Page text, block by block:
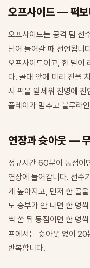
오프사이드 — 퍽보
오프사이드는 공격 팀 선
넘어 들어갈 때 선언됩니
오프사이드이고, 한 발이
다. 골대 앞에 미리 진을
시 퍽을 앞세워 진영에 진
플레이가 멈추고 블루라
연장과 슛아웃 —
정규시간 60분이 동점이
연장에 들어갑니다. 선수
게 높아지고, 먼저 한 골
도 승부가 안 나면 한 명
씩 쏜 뒤 동점이면 한 명
프에서는 슛아웃 없이 20
반복합니다.